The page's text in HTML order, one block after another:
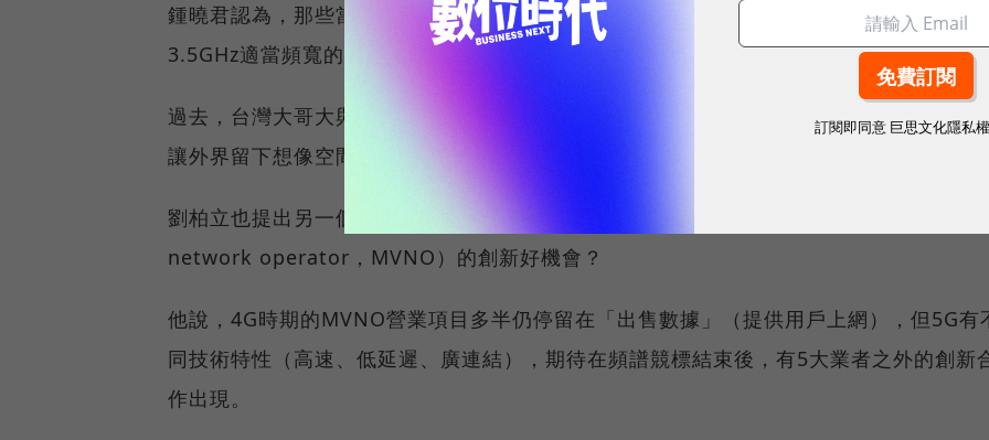
鍾曉君認為，那些當上頻段「鄰居」的業者，自然有較大的合作空間，尤其是那些沒有搶
3.5GHz適當頻寬的電信公司，若有默契採取共頻共網，就會努力爭取讓頻段相鄰。
過去，台灣大哥大與亞太電信皆曾表態支持共網、共頻，雙方爭取的5G頻譜屆時是否相
讓外界留下想像空間。
劉柏立也提出另一個思考方向，5G會不會是虛擬行動網路電信商（Mobile virtual
network operator，MVNO）的創新好機會？
他說，4G時期的MVNO營業項目多半仍停留在「出售數據」（提供用戶上網），但5G有
同技術特性（高速、低延遲、廣連結），期待在頻譜競標結束後，有5大業者之外的創新
作出現。
訂閱即同意 巨思文化隱私